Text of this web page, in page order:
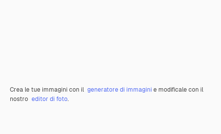
Crea le tue immagini con il generatore di immagini e modificale con il
nostro editor di foto.